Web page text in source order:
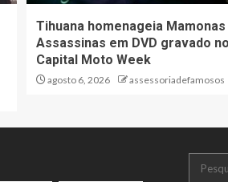
Tihuana homenageia Mamonas
Assassinas em DVD gravado no
Capital Moto Week
agosto 6, 2026 assessoriadefamosos